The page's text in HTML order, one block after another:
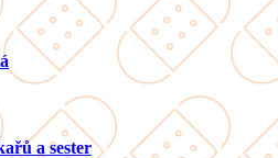
a sester